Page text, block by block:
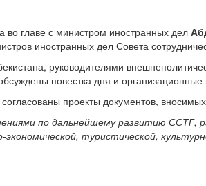
во главе с министром иностранных дел
иностранных дел Совета
руководителями
повестка дня и
проекты документов,
по дальнейшему развитию ССТГ,
экономической, туристической,